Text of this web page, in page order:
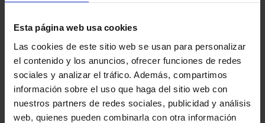
Esta página web usa cookies
Las cookies de este sitio web se usan para personalizar
el contenido y los anuncios, ofrecer funciones de redes
sociales y analizar el tráfico. Además, compartimos
información sobre el uso que haga del sitio web con
nuestros partners de redes sociales, publicidad y análisis
web, quienes pueden combinarla con otra información
Suscríbete y cuida tu salud
Recibe contenido exclusivo sobre prevención de la salud
y tratamientos. La mejor forma de cuidar tu bienestar
comienza con estar informado.
Nombre *